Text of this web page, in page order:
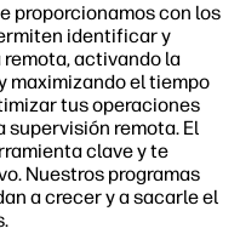
proporcionamos con los
identificar y
activando la
maximizando el tiempo
tus operaciones
remota. El
clave y te
Nuestros programas
a crecer y a sacarle el